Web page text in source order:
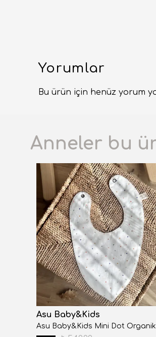
Yorumlar
Bu ürün için henüz yorum
Anneler bu
Asu Baby&Kids